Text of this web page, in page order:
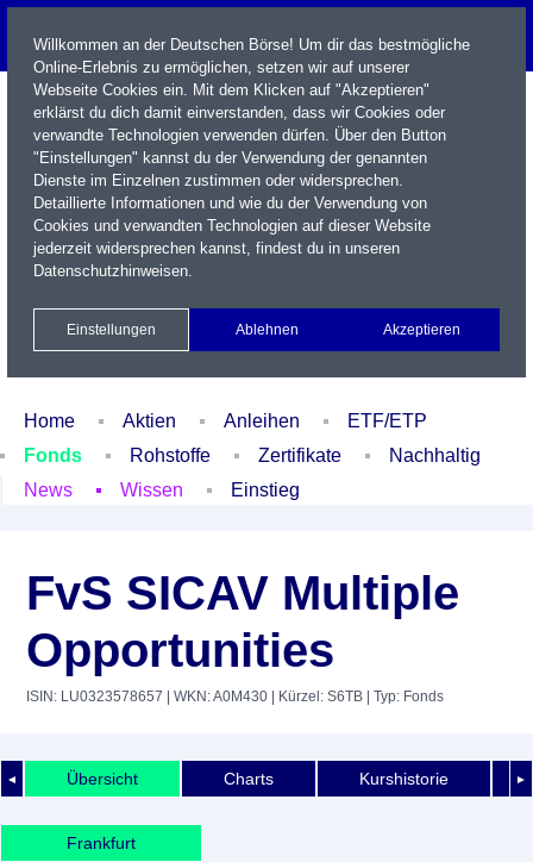
Name / WKN / ISIN / Kürzel
Xetra Realtime
Watchlist Portfolio Login
Home Aktien Anleihen
ETF/ETP
Fonds
Rohstoffe Zertifikate
Nachhaltig
News
Wissen Einstieg
FvS SICAV Multiple
Opportunities
ISIN: LU0323578657 | WKN: A0M430 | Kürzel: S6TB | Typ: Fonds
◄ ►
Übersicht Charts Kurshistorie
Frankfurt
Willkommen an der Deutschen Börse! Um dir das bestmögliche
Online-Erlebnis zu ermöglichen, setzen wir auf unserer
Webseite Cookies ein. Mit dem Klicken auf "Akzeptieren"
erklärst du dich damit einverstanden, dass wir Cookies oder
verwandte Technologien verwenden dürfen. Über den Button
"Einstellungen" kannst du der Verwendung der genannten
Dienste im Einzelnen zustimmen oder widersprechen.
Detaillierte Informationen und wie du der Verwendung von
Cookies und verwandten Technologien auf dieser Website
jederzeit widersprechen kannst, findest du in unseren
Datenschutzhinweisen.
Einstellungen Ablehnen Akzeptieren